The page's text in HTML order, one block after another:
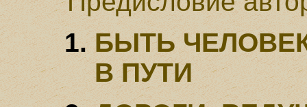
БЫТЬ
В ПУТИ